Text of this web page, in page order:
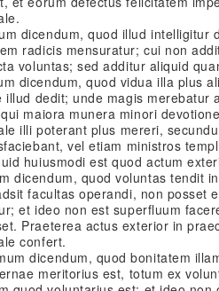
dicendum, quod illud intelligitur
radicis mensuratur; cui non
voluntas; sed additur aliquid
dicendum, quod vidua illa plus
illud dedit; unde magis merebatur
maiora munera minori
illi poterant plus mereri,
vel etiam ministros
huiusmodi est quod actum
dicendum, quod voluntas tendit
facultas operandi, non posset
et ideo non est superfluum
Praeterea actus exterior in
confert.
dicendum, quod bonitatem
meritorius est, totum ex